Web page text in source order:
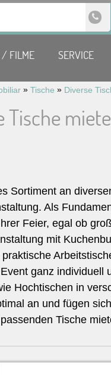
/ FILME SERVICE
» Tische » Diverse
Tische
Sortiment an
Als
Feier, egal ob
mit
ganz
Hochtischen in
an und fügen
Tische